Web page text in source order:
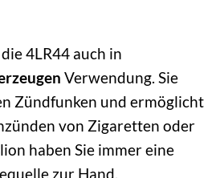
4LR44 auch in
Verwendung. Sie
Zündfunken und ermöglicht
von Zigaretten oder
haben Sie immer eine
zur Hand.